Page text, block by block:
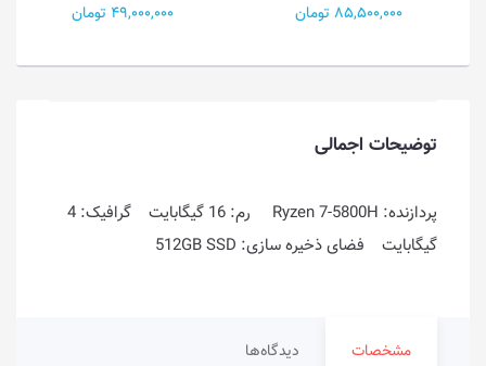
85,500,000 تومان
49,000,000 تومان
توضیحات اجمالی
پردازنده: Ryzen 7-5800H رم: 16 گیگابایت گرافیک: 4
گیگابایت فضای ذخیره سازی: 512GB SSD
مشخصات دیدگاه‌ها